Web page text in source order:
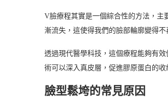
V臉療程其實是一個綜合性的方法，主
漸流失，這使得我們的臉部輪廓變得
透過現代醫學科技，這個療程能夠有
術可以深入真皮層，促進膠原蛋白的
臉型鬆垮的常見原因